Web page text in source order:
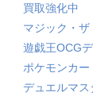
買取強化中
マジック・
遊戯王OCG
ポケモンカー
デュエルマス